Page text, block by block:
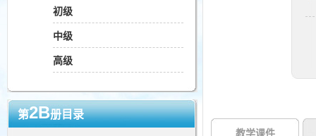
初级
中级
高级
第2B册目录
教学课件